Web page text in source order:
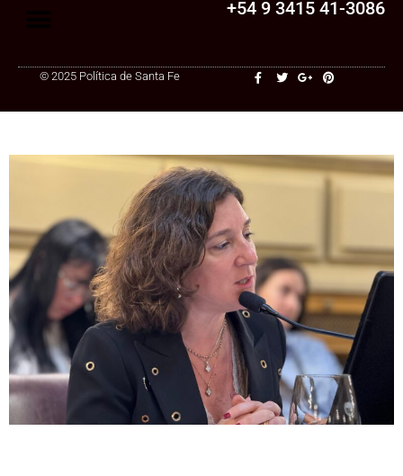
+54 9 3415 41-3086
© 2025 Política de Santa Fe